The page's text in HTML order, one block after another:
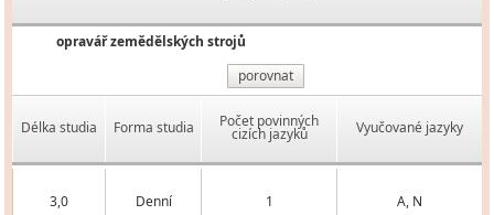
opravář zemědělských strojů
porovnat
Délka studia Forma studia Počet povinných
cizích jazyků Vyučované jazyky
3,0 Denní 1 A, N